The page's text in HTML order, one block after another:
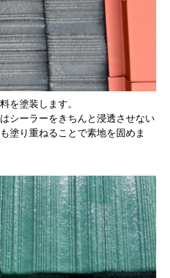
を塗装します。
シーラーをきちんと浸透させない
塗り重ねることで素地を固めま